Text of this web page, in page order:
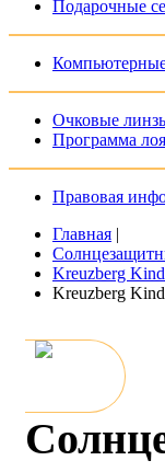
Подарочные
Очковые
Программа
Правовая
Главная |
Kreuzberg
Kreuzberg